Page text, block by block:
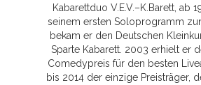
Kabarettduo V.E.V.–K.Barett, ab
seinem ersten Soloprogramm
bekam er den Deutschen
Sparte Kabarett. 2003 erhielt er
Comedypreis für den besten
bis 2014 der einzige Preisträger,